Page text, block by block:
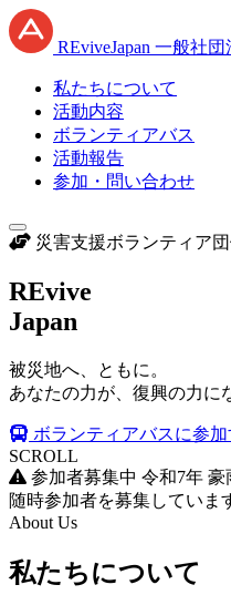
REviveJapan 一般社団
私たちについて
活動内容
ボランティアバス
活動報告
参加・問い合わせ
災害支援ボランティア
REvive
Japan
被災地へ、ともに。
あなたの力が、復興の力に
ボランティアバスに参加
SCROLL
参加者募集中 令和7年
随時参加者を募集していま
About Us
私たちについて